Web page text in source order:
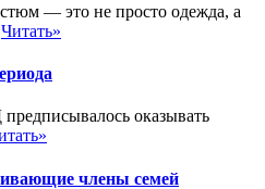
— это не просто одежда, а
Читать»
оказывать
члены семей